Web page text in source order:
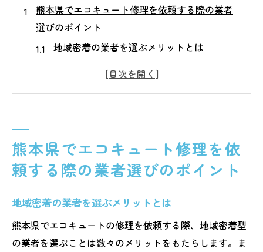
熊本県でエコキュート修理を依頼する際の業者
選びのポイント
地域密着の業者を選ぶメリットとは
業者の評判を確認する方法
アフターサービスの重要性
エコキュート故障時に地元の気候と水質に詳し
熊本県の気候がエコキュートに与える影響
水質とエコキュートの長寿命化
地元業者が持つ知識の重要性
熊本県でエコキュート修理を依
頼する際の業者選びのポイント
地域密着の業者を選ぶメリットとは
熊本県でエコキュートの修理を依頼する際、地域密着型
の業者を選ぶことは数々のメリットをもたらします。ま